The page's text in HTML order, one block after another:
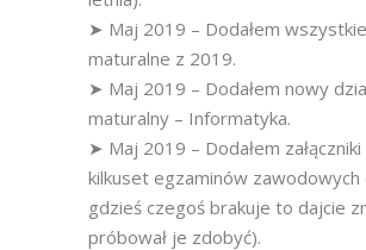
➤ Maj 2019 – Dodałem
maturalne z 2019.
➤ Maj 2019 – Dodałem nowy
maturalny – Informatyka.
➤ Maj 2019 – Dodałem załączniki
kilkuset egzaminów zawodowych
gdzieś czegoś brakuje to dajcie
próbował je zdobyć).